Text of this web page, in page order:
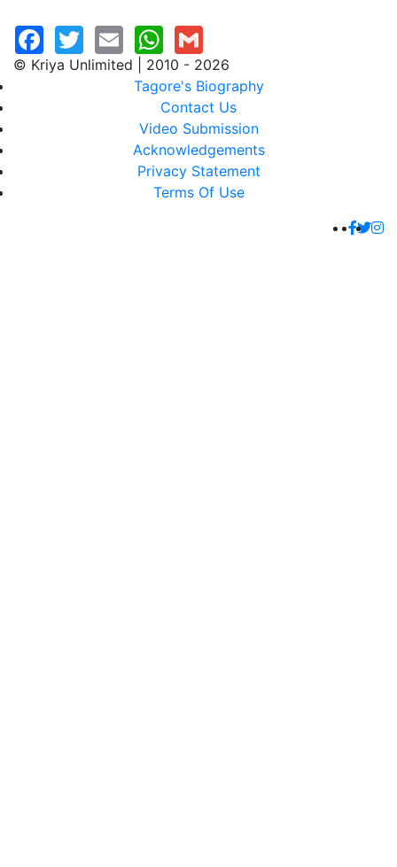
© Kriya Unlimited | 2010 - 2026
Tagore's Biography
Contact Us
Video Submission
Acknowledgements
Privacy Statement
Terms Of Use